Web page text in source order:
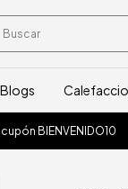
Blogs
BIENVENIDO10